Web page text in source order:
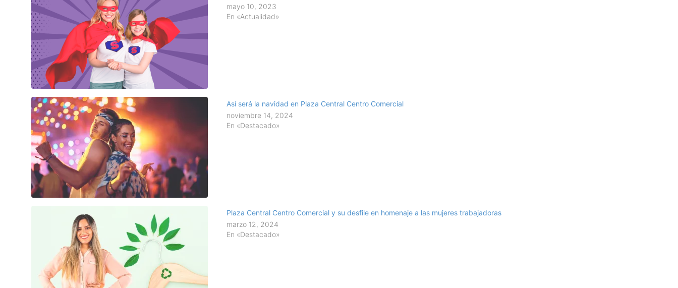
mayo 10, 2023
En «Actualidad»
Así será la navidad en Plaza Central Centro Comercial
noviembre 14, 2024
En «Destacado»
Plaza Central Centro Comercial y su desfile en homenaje a las mujeres trabajadoras
marzo 12, 2024
En «Destacado»